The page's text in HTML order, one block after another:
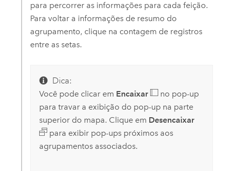
para percorrer as informações para cada feição.
Para voltar a informações de resumo do
agrupamento, clique na contagem de registros
entre as setas.
Dica:
Você pode clicar em Encaixar
no pop-up
para travar a exibição do pop-up na parte
superior do mapa. Clique em Desencaixar
para exibir pop-ups próximos aos
agrupamentos associados.